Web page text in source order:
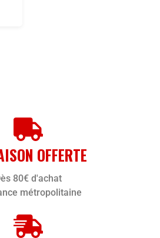
OFFERTE
80€ d'achat
métropolitaine